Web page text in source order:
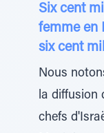
Six cent
femme en
six cent
Nous
la diffusion
chefs